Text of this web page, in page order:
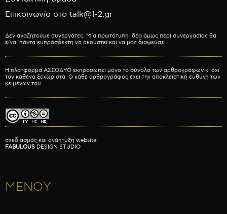
Επικοινωνία στο talk@1-2.gr
Δεν αναζητούμε συνεργάτες. Μία πρωτότυπη ιδέα όμως περί συνεργασίας θα
είναι πάντα ευπρόσδεκτη να ακουστεί και να μας διαψεύσει.
Η πλατφόρμα ΑΣΣΟΔΥΟ εκπροσωπεί μόνο το σύνολο των αρθρογράφων κι όχι
τον καθένα ξεχωριστά. Ο κάθε αρθρογράφος έχει την αποκλειστική ευθύνη των
κειμένων του.
σχεδιασμός και ανάπτυξη website:
FABULOUS DESIGN STUDIO
ΜΕΝΟΥ